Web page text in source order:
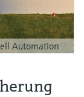
Automation